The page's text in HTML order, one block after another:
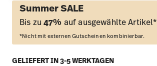
Summer SALE
Bis zu47% auf ausgewählte Artikel*
*Nicht mit externen Gutscheinen kombinierbar.
GELIEFERT IN 3-5 WERKTAGEN